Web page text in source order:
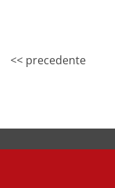
<< precedente